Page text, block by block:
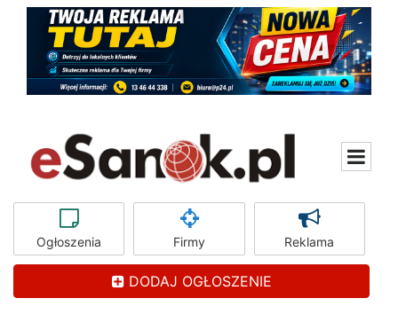
Ogłoszenia Firmy Reklama
DODAJ OGŁOSZENIE